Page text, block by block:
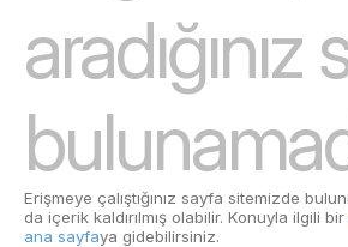
aradığınız
Erişmeye çalıştığınız sayfa sitemizde
da içerik kaldırılmış olabilir. Konuyla ilgili bir
ana sayfaya gidebilirsiniz.